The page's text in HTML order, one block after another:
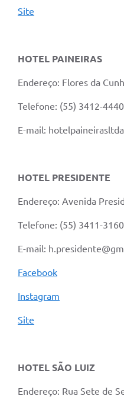
Site
HOTEL PAINEIRAS
Endereço: Flores da
Telefone: (55) 3412-4440
E-mail:
HOTEL PRESIDENTE
Endereço: Avenida
Telefone: (55) 3411-3160
E-mail:
Facebook
Instagram
Site
HOTEL SÃO LUIZ
Endereço: Rua Sete de